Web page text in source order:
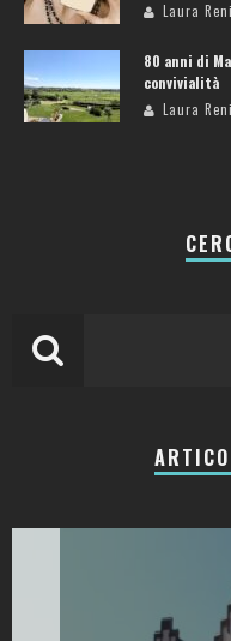
Laura
80 anni di
convivialità
Laura